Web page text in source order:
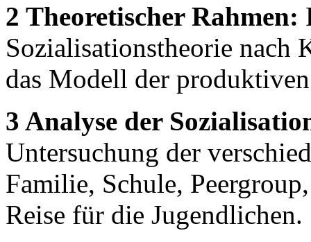
2 Theoretischer Rahmen:
Sozialisationstheorie nach
das Modell der
3 Analyse der
Untersuchung der
Familie, Schule,
Reise für die Jugendlichen.